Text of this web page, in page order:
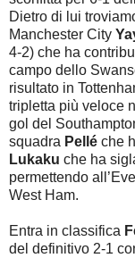
Dietro di lui
Manchester City
4-2) che ha
campo dello
risultato in
tripletta più veloce
gol del
squadra Pellé che
Lukaku che ha
permettendo
West Ham.
Entra in classifica
del definitivo 2-1